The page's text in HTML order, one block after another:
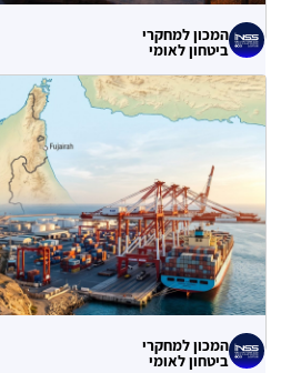
המכון למחקרי
ביטחון לאומי
לא רק הנזק המיידי: מה
הסייבר נגד תשתיות המים
המכון למחקרי
ביטחון לאומי